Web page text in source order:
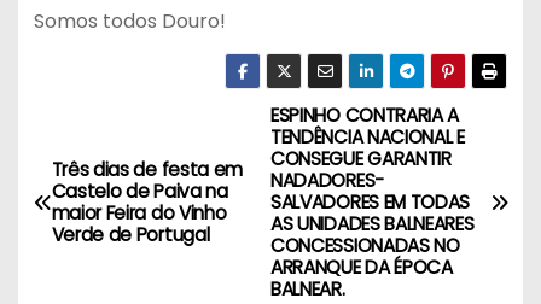
Somos todos Douro!
a
v
ESPINHO CONTRARIA A
TENDÊNCIA NACIONAL E
CONSEGUE GARANTIR
NADADORES-
SALVADORES EM TODAS
AS UNIDADES BALNEARES
CONCESSIONADAS NO
ARRANQUE DA ÉPOCA
BALNEAR.
Três dias de festa em
Castelo de Paiva na
maior Feira do Vinho
Verde de Portugal